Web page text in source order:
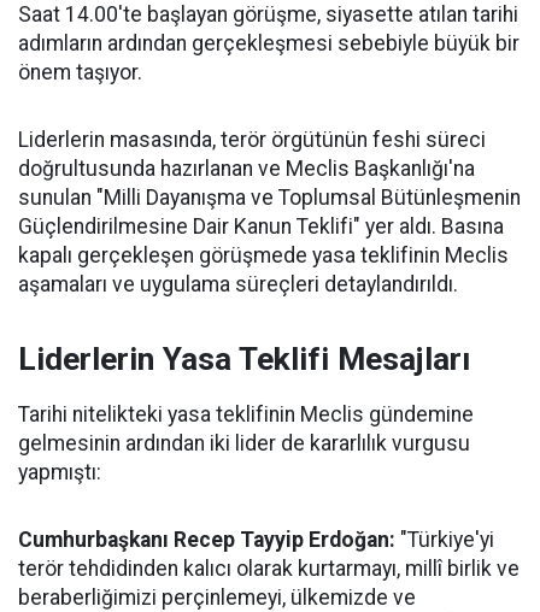
Saat 14.00'te başlayan görüşme, siyasette atılan tarihi
adımların ardından gerçekleşmesi sebebiyle büyük bir
önem taşıyor.
Liderlerin masasında, terör örgütünün feshi süreci
doğrultusunda hazırlanan ve Meclis Başkanlığı'na
sunulan "Milli Dayanışma ve Toplumsal Bütünleşmenin
Güçlendirilmesine Dair Kanun Teklifi" yer aldı. Basına
kapalı gerçekleşen görüşmede yasa teklifinin Meclis
aşamaları ve uygulama süreçleri detaylandırıldı.
Liderlerin Yasa Teklifi Mesajları
Tarihi nitelikteki yasa teklifinin Meclis gündemine
gelmesinin ardından iki lider de kararlılık vurgusu
yapmıştı:
Cumhurbaşkanı Recep Tayyip Erdoğan: "Türkiye'yi
terör tehdidinden kalıcı olarak kurtarmayı, millî birlik ve
beraberliğimizi perçinlemeyi, ülkemizde ve